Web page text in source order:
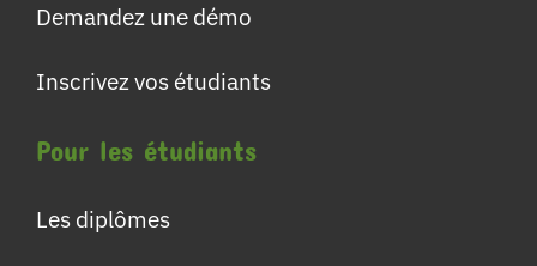
Demandez une démo
Inscrivez vos étudiants
Pour les étudiants
Les diplômes